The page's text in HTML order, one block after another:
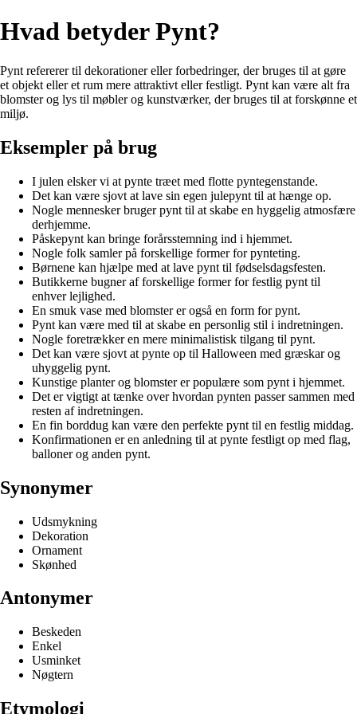
Hvad betyder Pynt?
Pynt refererer til dekorationer eller forbedringer, der bruges til at gøre
et objekt eller et rum mere attraktivt eller festligt. Pynt kan være alt fra
blomster og lys til møbler og kunstværker, der bruges til at forskønne et
miljø.
Eksempler på brug
I julen elsker vi at pynte træet med flotte pyntegenstande.
Det kan være sjovt at lave sin egen julepynt til at hænge op.
Nogle mennesker bruger pynt til at skabe en hyggelig atmosfære
derhjemme.
Påskepynt kan bringe forårsstemning ind i hjemmet.
Nogle folk samler på forskellige former for pynteting.
Børnene kan hjælpe med at lave pynt til fødselsdagsfesten.
Butikkerne bugner af forskellige former for festlig pynt til
enhver lejlighed.
En smuk vase med blomster er også en form for pynt.
Pynt kan være med til at skabe en personlig stil i indretningen.
Nogle foretrækker en mere minimalistisk tilgang til pynt.
Det kan være sjovt at pynte op til Halloween med græskar og
uhyggelig pynt.
Kunstige planter og blomster er populære som pynt i hjemmet.
Det er vigtigt at tænke over hvordan pynten passer sammen med
resten af indretningen.
En fin borddug kan være den perfekte pynt til en festlig middag.
Konfirmationen er en anledning til at pynte festligt op med flag,
balloner og anden pynt.
Synonymer
Udsmykning
Dekoration
Ornament
Skønhed
Antonymer
Beskeden
Enkel
Usminket
Nøgtern
Etymologi